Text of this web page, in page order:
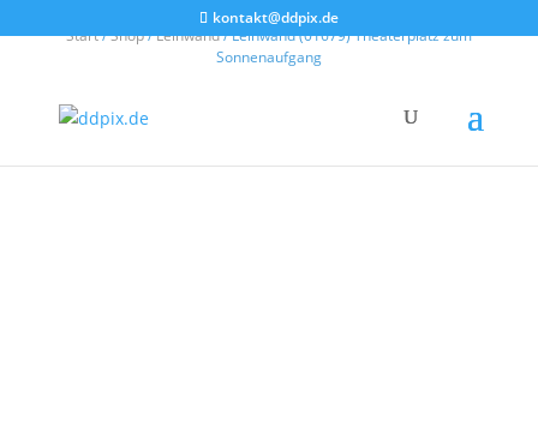
kontakt@ddpix.de
Start/Shop/Leinwand/ Leinwand (01679) Theaterplatz zum
Sonnenaufgang